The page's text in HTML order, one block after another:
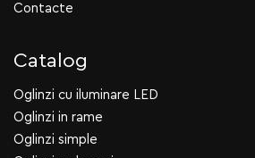
Contacte
Catalog
Oglinzi cu iluminare LED
Oglinzi in rame
Oglinzi simple